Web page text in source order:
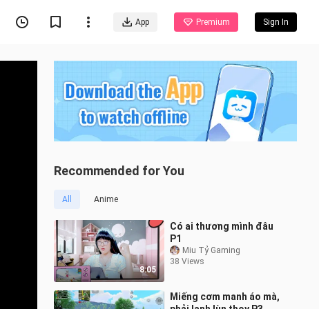
App Premium Sign In
Recommended for You
All Anime
8:05
Có ai thương mình đâu
P1
Miu Tỷ Gaming
38 Views
Miếng cơm manh áo mà,